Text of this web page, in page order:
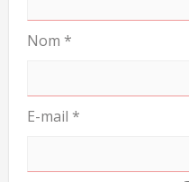
Nom *
E-mail *